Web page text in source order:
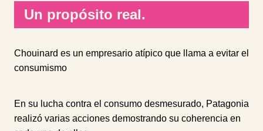
Un propósito real.
Chouinard es un empresario atípico que llama a evitar el
consumismo
En su lucha contra el consumo desmesurado, Patagonia
realizó varias acciones demostrando su coherencia en